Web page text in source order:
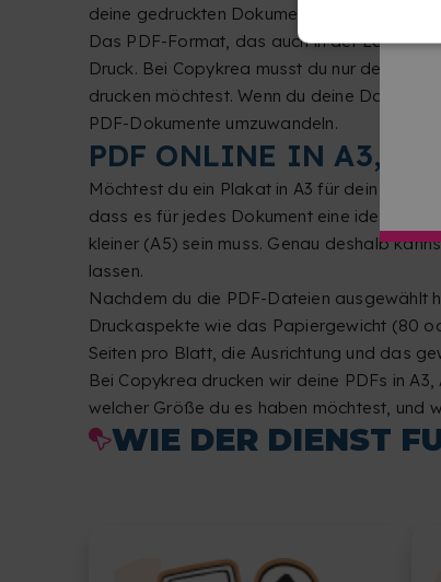
deine gedruckten Dokumente genau so
Das PDF-Format, das auch in der Lage
Druck. Bei Copykrea musst du nur deine
drucken möchtest. Wenn du deine Dateien
PDF-Dokumente umzuwandeln.
PDF ONLINE IN A3,
Möchtest du ein Plakat in A3 für dein
dass es für jedes Dokument eine ideale
kleiner (A5) sein muss. Genau deshalb
lassen.
Nachdem du die PDF-Dateien ausgewählt
Druckaspekte wie das Papiergewicht (80
Seiten pro Blatt, die Ausrichtung und das
Bei Copykrea drucken wir deine PDFs in
welcher Größe du es haben möchtest, und
WIE DER DIENST